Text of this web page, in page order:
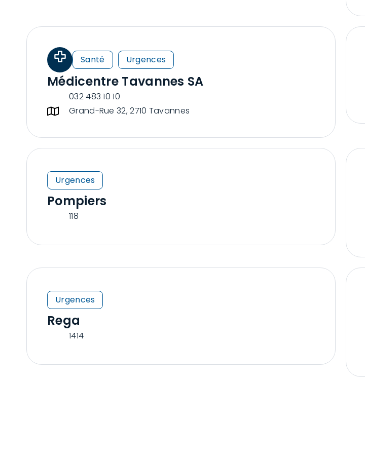
Santé Urgences
Médicentre Tavannes SA
032 483 10 10
Grand-Rue 32, 2710 Tavannes
Urgences
Pompiers
118
Urgences
Rega
1414